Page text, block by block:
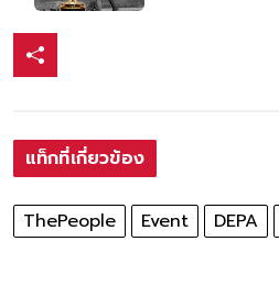
แท็กที่เกี่ยวข้อง
ThePeople Event DEPA